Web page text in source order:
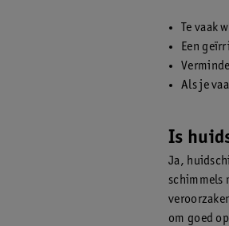
Te
Een
Als je
Is
Ja,
schimmels
om goed